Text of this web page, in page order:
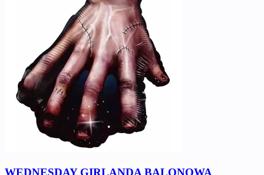
WEDNESDAY GIRLANDA BALONOWA